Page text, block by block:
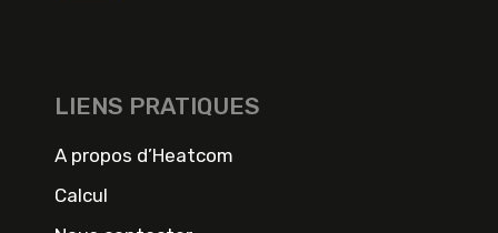
LIENS PRATIQUES
A propos d’Heatcom
Calcul